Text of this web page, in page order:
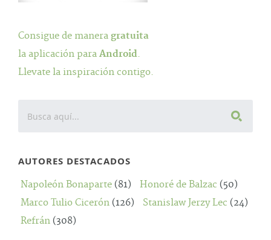
Consigue de manera gratuita
la aplicación para Android.
Llevate la inspiración contigo.
AUTORES DESTACADOS
Napoleón Bonaparte (81) Honoré de Balzac (50)
Marco Tulio Cicerón (126) Stanislaw Jerzy Lec (24)
Refrán (308)